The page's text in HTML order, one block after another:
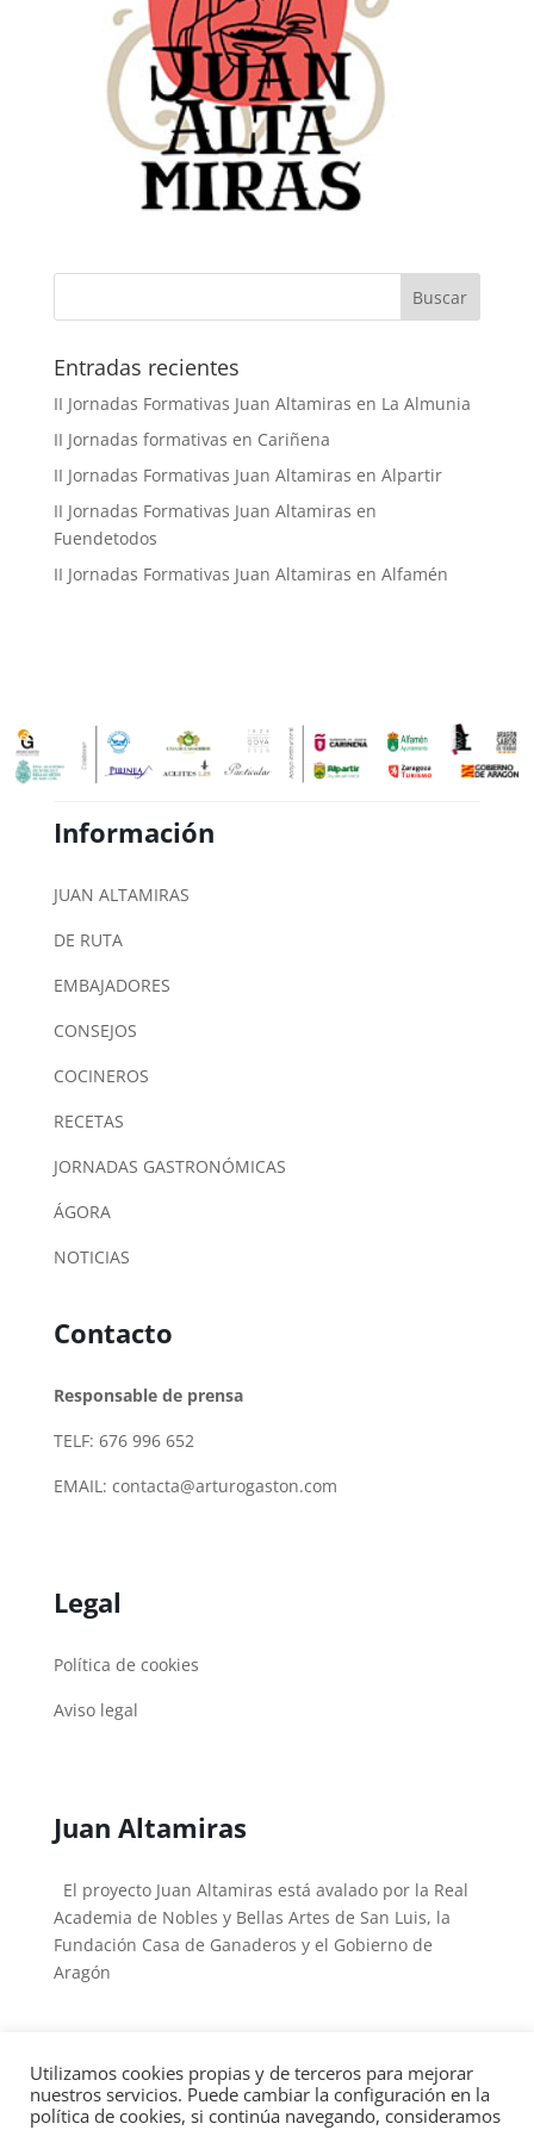
Buscar
Entradas recientes
II Jornadas Formativas Juan Altamiras en La Almunia
II Jornadas formativas en Cariñena
II Jornadas Formativas Juan Altamiras en Alpartir
II Jornadas Formativas Juan Altamiras en
Fuendetodos
II Jornadas Formativas Juan Altamiras en Alfamén
Información
JUAN ALTAMIRAS
DE RUTA
EMBAJADORES
CONSEJOS
COCINEROS
RECETAS
JORNADAS GASTRONÓMICAS
ÁGORA
NOTICIAS
Contacto
Responsable de prensa
TELF: 676 996 652
EMAIL: contacta@arturogaston.com
Legal
Política de cookies
Aviso legal
Juan Altamiras
El proyecto Juan Altamiras está avalado por la Real
Academia de Nobles y Bellas Artes de San Luis, la
Fundación Casa de Ganaderos y el Gobierno de
Aragón
Copyright © 2026Fray Juan Altamiras| Desarrollado
Utilizamos cookies propias y de terceros para mejorar
nuestros servicios. Puede cambiar la configuración en la
política de cookies, si continúa navegando, consideramos